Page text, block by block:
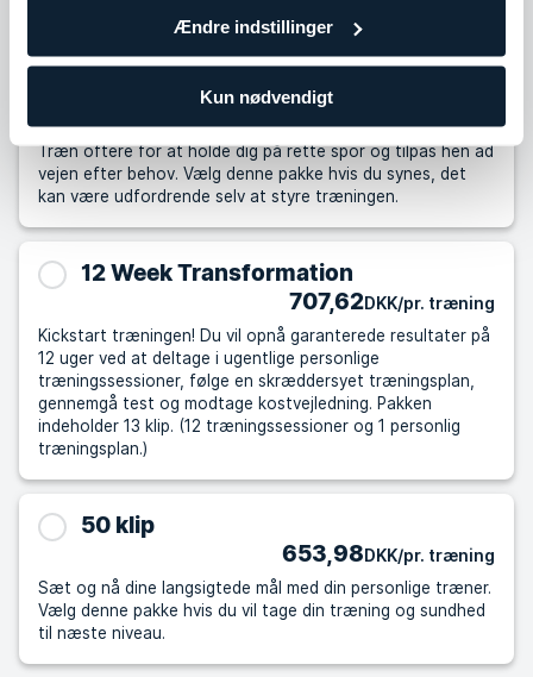
Ændre indstillinger
Kun nødvendigt
Træn oftere for at holde dig på rette spor og tilpas hen ad
vejen efter behov. Vælg denne pakke hvis du synes, det
kan være udfordrende selv at styre træningen.
12 Week Transformation
707,62DKK/pr. træning
Kickstart træningen! Du vil opnå garanterede resultater på
12 uger ved at deltage i ugentlige personlige
træningssessioner, følge en skræddersyet træningsplan,
gennemgå test og modtage kostvejledning. Pakken
indeholder 13 klip. (12 træningssessioner og 1 personlig
træningsplan.)
50 klip
653,98DKK/pr. træning
Sæt og nå dine langsigtede mål med din personlige træner.
Vælg denne pakke hvis du vil tage din træning og sundhed
til næste niveau.